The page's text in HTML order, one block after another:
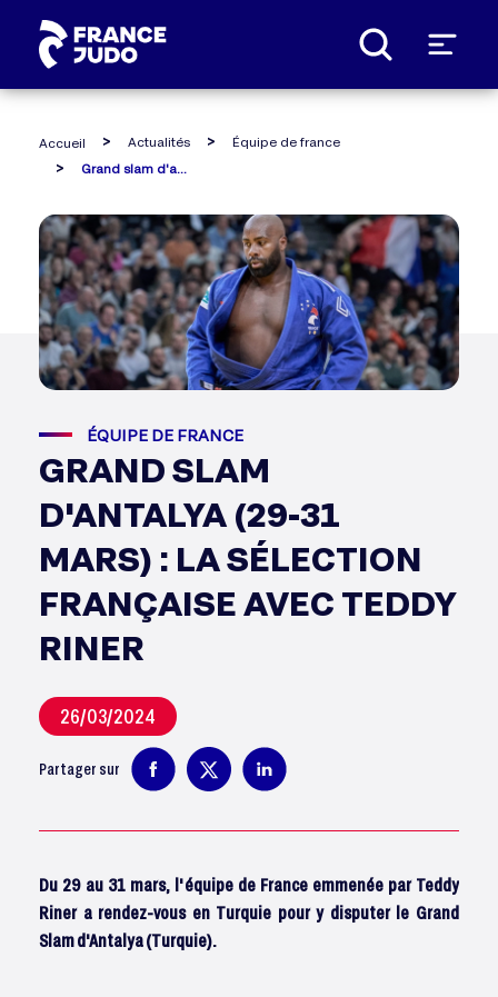
Accueil Actualités
Équipe de france
ÉQUIPE DE FRANCE
GRAND SLAM
D'ANTALYA (29-31
MARS) : LA SÉLECTION
FRANÇAISE AVEC TEDDY
RINER
26/03/2024
Partager sur
Du 29 au 31 mars, l'équipe de France emmenée par Teddy
Riner a rendez-vous en Turquie pour y disputer le Grand
Slam d'Antalya (Turquie).